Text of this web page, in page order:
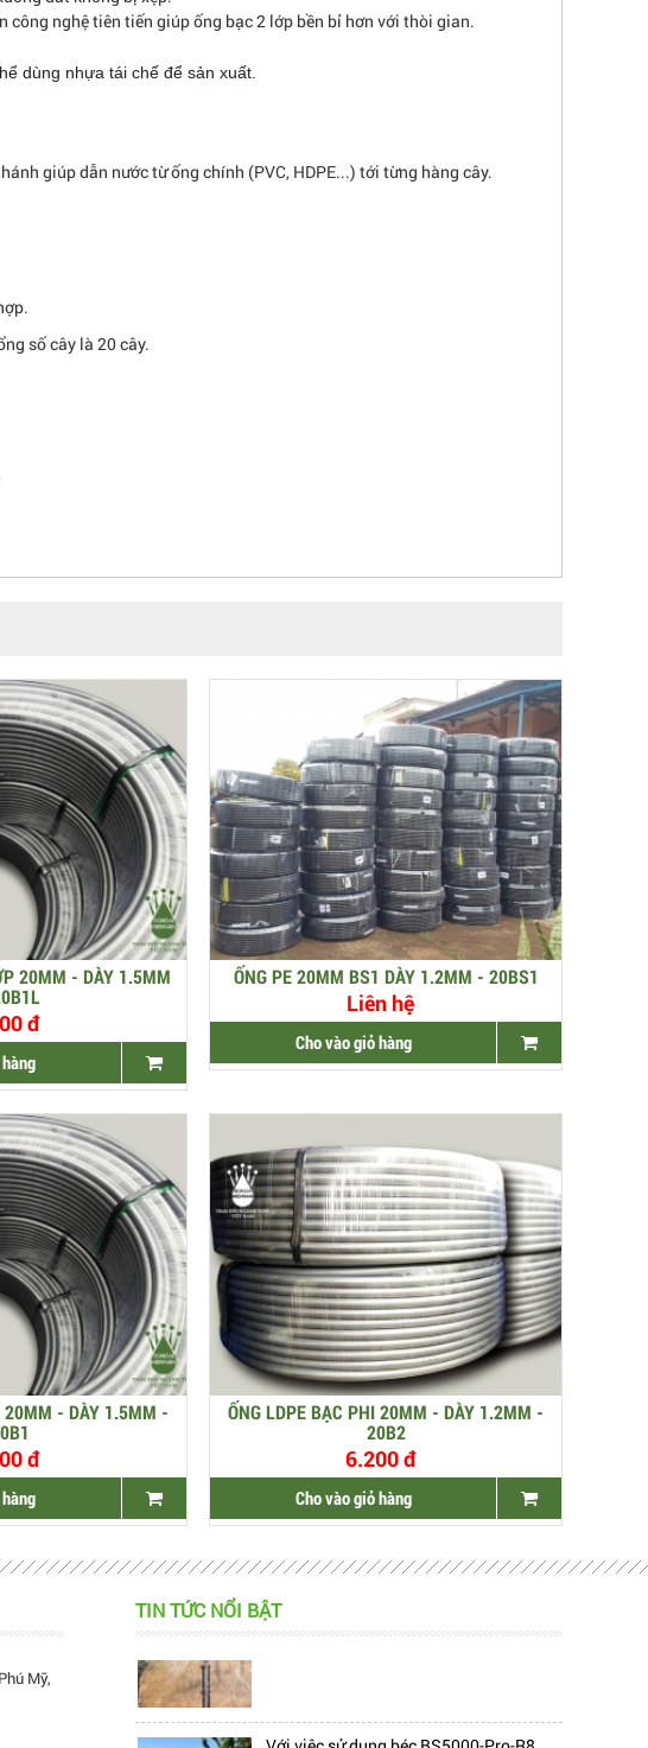
nghệ tiên tiến giúp ống bạc 2 lớp bền bỉ hơn với thòi gian.
dùng nhựa tái chế để sản xuất.
giúp dẫn nước từ ống chính (PVC, HDPE...) tới từng hàng cây.
số cây là 20 cây.
20MM - DÀY 1.5MM
đ
ỐNG PE 20MM BS1 DÀY 1.2MM - 20BS1
Liên hệ
Cho vào giỏ hàng
20MM - DÀY 1.5MM -
đ
ỐNG LDPE BẠC PHI 20MM - DÀY 1.2MM -
20B2
6.200 đ
Cho vào giỏ hàng
Mỹ,
TIN TỨC NỔI BẬT
Hiện nay, trên thị trường đang có rất
khách hàng cảm thấy...
việc tưới cho cây macca ở địa hình đồi